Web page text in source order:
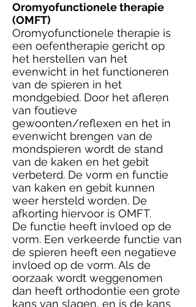
Oromyofunctionele therapie
(OMFT)
Oromyofunctionele therapie is
een oefentherapie gericht op
het herstellen van het
evenwicht in het functioneren
van de spieren in het
mondgebied. Door het afleren
van foutieve
gewoonten/reflexen en het in
evenwicht brengen van de
mondspieren wordt de stand
van de kaken en het gebit
verbeterd. De vorm en functie
van kaken en gebit kunnen
weer hersteld worden. De
afkorting hiervoor is OMFT.
De functie heeft invloed op de
vorm. Een verkeerde functie van
de spieren heeft een negatieve
invloed op de vorm. Als de
oorzaak wordt weggenomen
dan heeft orthodontie een grote
kans van slagen, en is de kans